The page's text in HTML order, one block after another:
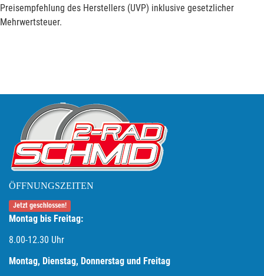
Preisempfehlung des Herstellers (UVP) inklusive gesetzlicher
Mehrwertsteuer.
ÖFFNUNGSZEITEN
Jetzt geschlossen!
Montag bis Freitag:
8.00-12.30 Uhr
Montag, Dienstag, Donnerstag und Freitag